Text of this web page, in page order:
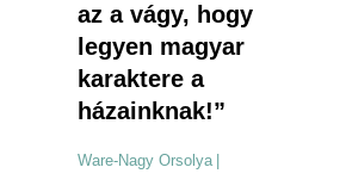
az a vágy, hogy
legyen magyar
karaktere a
házainknak!”
Ware-Nagy Orsolya